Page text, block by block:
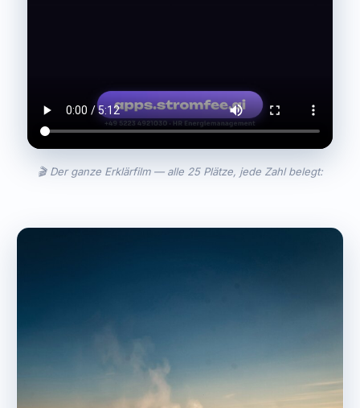
🎬 Der ganze Erklärfilm — alle 25 Plätze, jede Zahl belegt: